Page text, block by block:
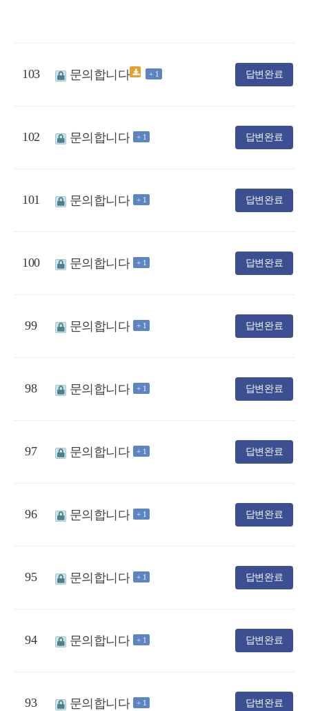
103 문의합니다 + 1 답변완료
102 문의합니다 + 1 답변완료
101 문의합니다 + 1 답변완료
100 문의합니다 + 1 답변완료
99 문의합니다 + 1 답변완료
98 문의합니다 + 1 답변완료
97 문의합니다 + 1 답변완료
96 문의합니다 + 1 답변완료
95 문의합니다 + 1 답변완료
94 문의합니다 + 1 답변완료
93 문의합니다 + 1 답변완료